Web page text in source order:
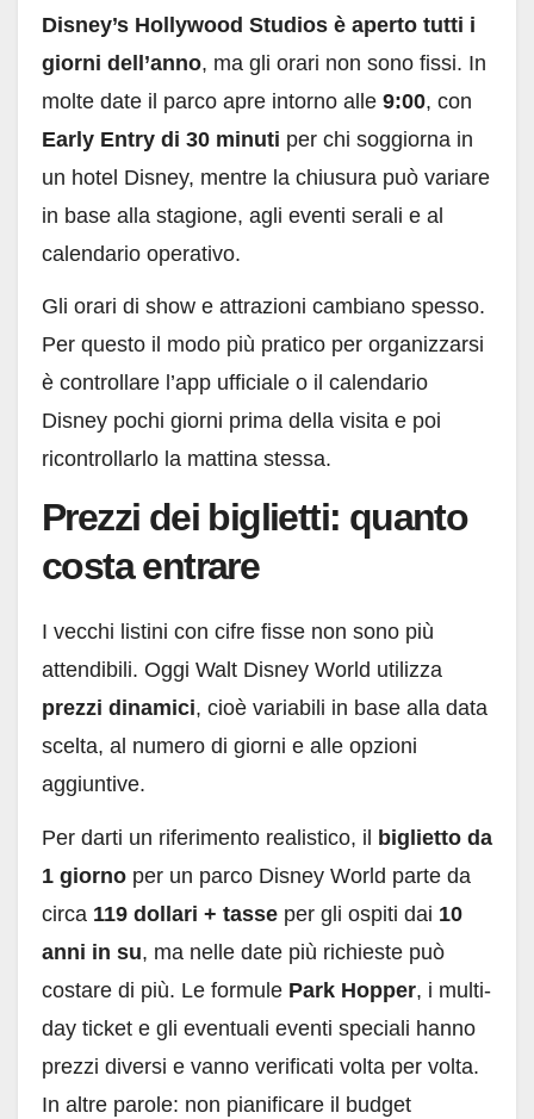
Disney’s Hollywood Studios è aperto tutti i
giorni dell’anno, ma gli orari non sono fissi. In
molte date il parco apre intorno alle 9:00, con
Early Entry di 30 minuti per chi soggiorna in
un hotel Disney, mentre la chiusura può variare
in base alla stagione, agli eventi serali e al
calendario operativo.
Gli orari di show e attrazioni cambiano spesso.
Per questo il modo più pratico per organizzarsi
è controllare l’app ufficiale o il calendario
Disney pochi giorni prima della visita e poi
ricontrollarlo la mattina stessa.
Prezzi dei biglietti: quanto
costa entrare
I vecchi listini con cifre fisse non sono più
attendibili. Oggi Walt Disney World utilizza
prezzi dinamici, cioè variabili in base alla data
scelta, al numero di giorni e alle opzioni
aggiuntive.
Per darti un riferimento realistico, il biglietto da
1 giorno per un parco Disney World parte da
circa 119 dollari + tasse per gli ospiti dai 10
anni in su, ma nelle date più richieste può
costare di più. Le formule Park Hopper, i multi-
day ticket e gli eventuali eventi speciali hanno
prezzi diversi e vanno verificati volta per volta.
In altre parole: non pianificare il budget